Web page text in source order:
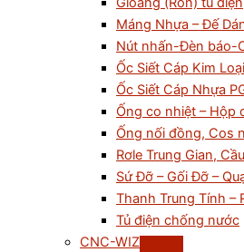
Máng Nhựa – Đế
Nút nhấn-Đèn báo-
Ốc Siết Cáp Kim
Ốc Siết Cáp Nhựa
Ống co nhiệt – Hộp
Ống nối đồng, Cos
Rơle Trung Gian,
Sứ Đỡ – Gối Đỡ –
Thanh Trung Tính –
Tủ điện chống nước
CNC-WIZ